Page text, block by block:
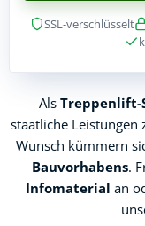
SSL-verschlüsselt
Als Treppenlift-
staatliche Leistungen
Wunsch kümmern
Bauvorhabens.
Infomaterial an